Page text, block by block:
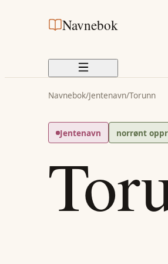
Navnebok
Navnebok/Jentenavn/Torunn
Jentenavn norrønt